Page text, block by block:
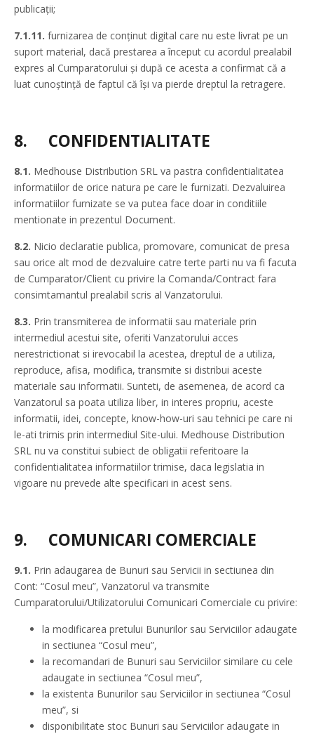
publicaţii;
7.1.11. furnizarea de conţinut digital care nu este livrat pe un
suport material, dacă prestarea a început cu acordul prealabil
expres al Cumparatorului şi după ce acesta a confirmat că a
luat cunoştinţă de faptul că îşi va pierde dreptul la retragere.
8. CONFIDENTIALITATE
8.1. Medhouse Distribution SRL va pastra confidentialitatea
informatiilor de orice natura pe care le furnizati. Dezvaluirea
informatiilor furnizate se va putea face doar in conditiile
mentionate in prezentul Document.
8.2. Nicio declaratie publica, promovare, comunicat de presa
sau orice alt mod de dezvaluire catre terte parti nu va fi facuta
de Cumparator/Client cu privire la Comanda/Contract fara
consimtamantul prealabil scris al Vanzatorului.
8.3. Prin transmiterea de informatii sau materiale prin
intermediul acestui site, oferiti Vanzatorului acces
nerestrictionat si irevocabil la acestea, dreptul de a utiliza,
reproduce, afisa, modifica, transmite si distribui aceste
materiale sau informatii. Sunteti, de asemenea, de acord ca
Vanzatorul sa poata utiliza liber, in interes propriu, aceste
informatii, idei, concepte, know-how-uri sau tehnici pe care ni
le-ati trimis prin intermediul Site-ului. Medhouse Distribution
SRL nu va constitui subiect de obligatii referitoare la
confidentialitatea informatiilor trimise, daca legislatia in
vigoare nu prevede alte specificari in acest sens.
9. COMUNICARI COMERCIALE
9.1. Prin adaugarea de Bunuri sau Servicii in sectiunea din
Cont: “Cosul meu”, Vanzatorul va transmite
Cumparatorului/Utilizatorului Comunicari Comerciale cu privire:
la modificarea pretului Bunurilor sau Serviciilor adaugate
in sectiunea “Cosul meu”,
la recomandari de Bunuri sau Serviciilor similare cu cele
adaugate in sectiunea “Cosul meu”,
la existenta Bunurilor sau Serviciilor in sectiunea “Cosul
meu”, si
disponibilitate stoc Bunuri sau Serviciilor adaugate in